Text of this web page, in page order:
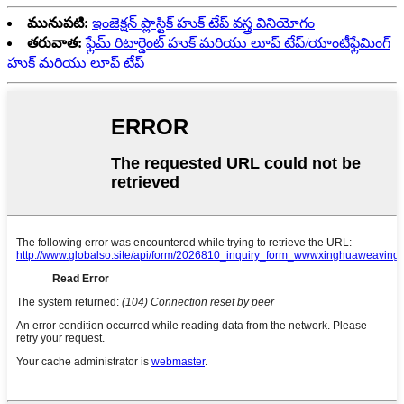
మునుపటి: ఇంజెక్షన్ ప్లాస్టిక్ హుక్ టేప్ వస్త్ర వినియోగం
తరువాత: ఫ్లేమ్ రిటార్డెంట్ హుక్ మరియు లూప్ టేప్/యాంటీఫ్లేమింగ్
హుక్ మరియు లూప్ టేప్